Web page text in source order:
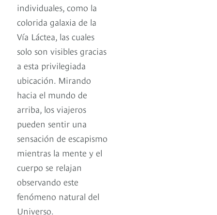
individuales, como la
colorida galaxia de la
Vía Láctea, las cuales
solo son visibles gracias
a esta privilegiada
ubicación. Mirando
hacia el mundo de
arriba, los viajeros
pueden sentir una
sensación de escapismo
mientras la mente y el
cuerpo se relajan
observando este
fenómeno natural del
Universo.